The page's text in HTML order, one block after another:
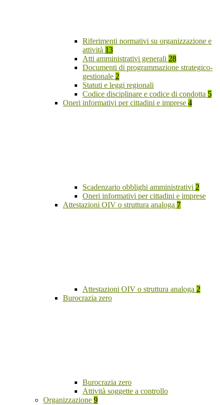
Riferimenti normativi su organizzazione e
attività 13
Atti amministrativi generali 28
Documenti di programmazione strategico-
gestionale 2
Statuti e leggi regionali
Codice disciplinare e codice di condotta 5
Oneri informativi per cittadini e imprese 4
Scadenzario obblighi amministrativi 2
Oneri informativi per cittadini e imprese
Attestazioni OIV o struttura analoga 7
Attestazioni OIV o struttura analoga 2
Burocrazia zero
Burocrazia zero
Attività soggette a controllo
Organizzazione 9